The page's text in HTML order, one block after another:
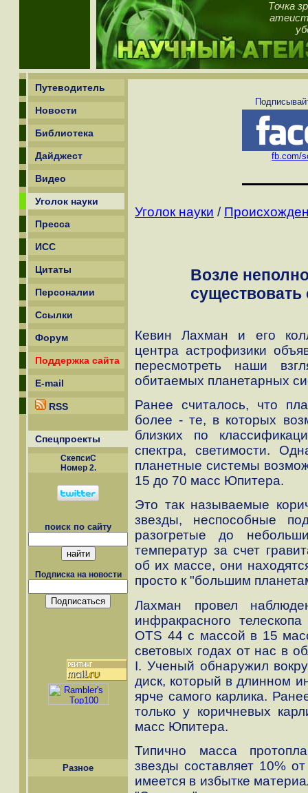
Точка
Путеводитель
Новости
Библиотека
Дайджест
Видео
Уголок науки
Пресса
ИСС
Цитаты
Персоналии
Ссылки
Форум
Поддержка сайта
E-mail
RSS
Спецпроекты
СкепсиС
Номер 2.
поиск по сайту
Подписка на новости
Разное
fb.com/
Уголок науки /
Возле
Кевин Лахман и его
центра астрофизики
пересмотреть наши
обитаемых планетарных
Ранее считалось, что
более - те, в которых
близких по
спектра, светимости.
планетные системы
15 до 70 масс Юпитера.
Это так называемые
звезды, неспособные
разогретые до
температур за счет
об их массе, они
просто к "большим
Лахман провел
инфракрасного
OTS 44 с массой в 15
световых годах от нас в
I. Ученый обнаружил
диск, который в длинном
ярче самого карлика.
только у коричневых
масс Юпитера.
Типично масса
звезды составляет 10%
имеется в избытке